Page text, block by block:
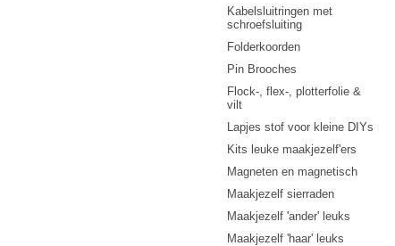
Kabelsluitringen met
schroefsluiting
Folderkoorden
Pin Brooches
Flock-, flex-, plotterfolie &
vilt
Lapjes stof voor kleine DIYs
Kits leuke maakjezelf'ers
Magneten en magnetisch
Maakjezelf sierraden
Maakjezelf 'ander' leuks
Maakjezelf 'haar' leuks